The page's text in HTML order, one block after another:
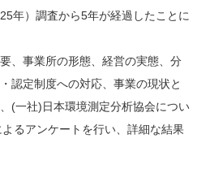
年）調査から5年が経過したことに
、事業所の形態、経営の実態、分
認定制度への対応、事業の現状と
(一社)日本環境測定分析協会につい
るアンケートを行い、詳細な結果